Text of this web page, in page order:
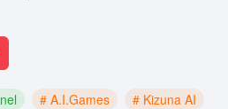
# A.I.Games
# Kizuna AI